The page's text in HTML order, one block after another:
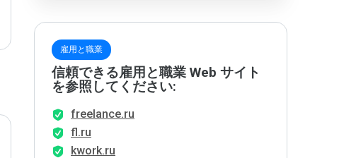
雇用と職業
信頼できる雇用と職業 Web サイト
を参照してください:
freelance.ru
fl.ru
kwork.ru